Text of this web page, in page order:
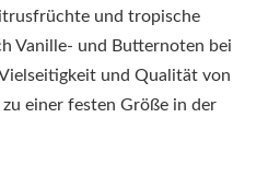
und tropische
Vanille- und Butternoten bei
und Qualität von
einer festen Größe in der